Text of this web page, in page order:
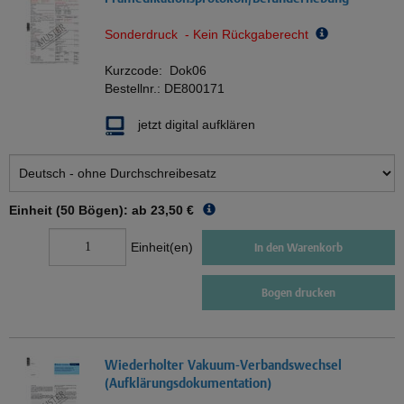
Sonderdruck - Kein Rückgaberecht
Kurzcode: Dok06
Bestellnr.: DE800171
jetzt digital aufklären
Einheit (50 Bögen): ab 23,50 €
Einheit(en) In den Warenkorb
Bogen drucken
Wiederholter Vakuum-Verbandswechsel
(Aufklärungsdokumentation)